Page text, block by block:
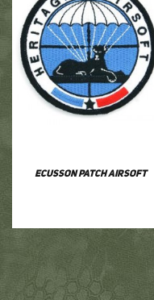
Ecusson patch airsoft